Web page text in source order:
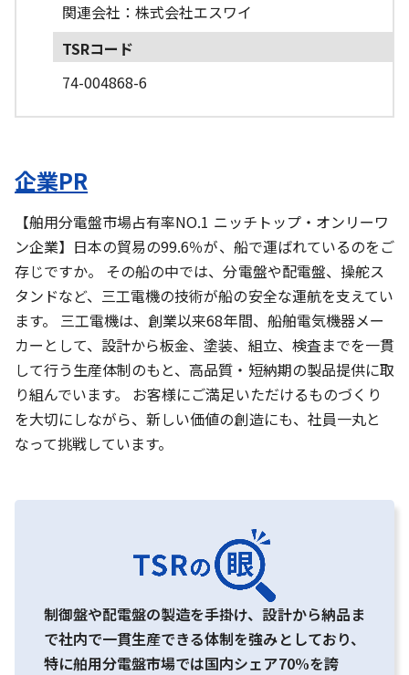
関連会社：株式会社エスワイ
TSRコード
74-004868-6
企業PR
【舶用分電盤市場占有率NO.1 ニッチトップ・オンリーワ
ン企業】日本の貿易の99.6％が、船で運ばれているのをご
存じですか。 その船の中では、分電盤や配電盤、操舵ス
タンドなど、三工電機の技術が船の安全な運航を支えてい
ます。 三工電機は、創業以来68年間、船舶電気機器メー
カーとして、設計から板金、塗装、組立、検査までを一貫
して行う生産体制のもと、高品質・短納期の製品提供に取
り組んでいます。 お客様にご満足いただけるものづくり
を大切にしながら、新しい価値の創造にも、社員一丸と
なって挑戦しています。
制御盤や配電盤の製造を手掛け、設計から納品ま
で社内で一貫生産できる体制を強みとしており、
特に舶用分電盤市場では国内シェア70%を誇